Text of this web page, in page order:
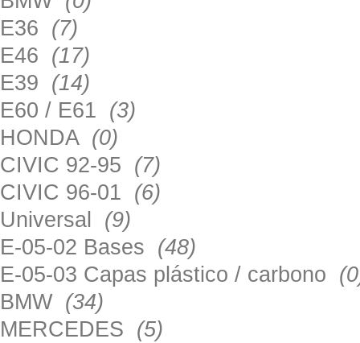
E36 (7)
E46 (17)
E39 (14)
E60 / E61 (3)
HONDA (0)
CIVIC 92-95 (7)
CIVIC 96-01 (6)
Universal (9)
E-05-02 Bases (48)
E-05-03 Capas plástico / carbono
BMW (34)
MERCEDES (5)